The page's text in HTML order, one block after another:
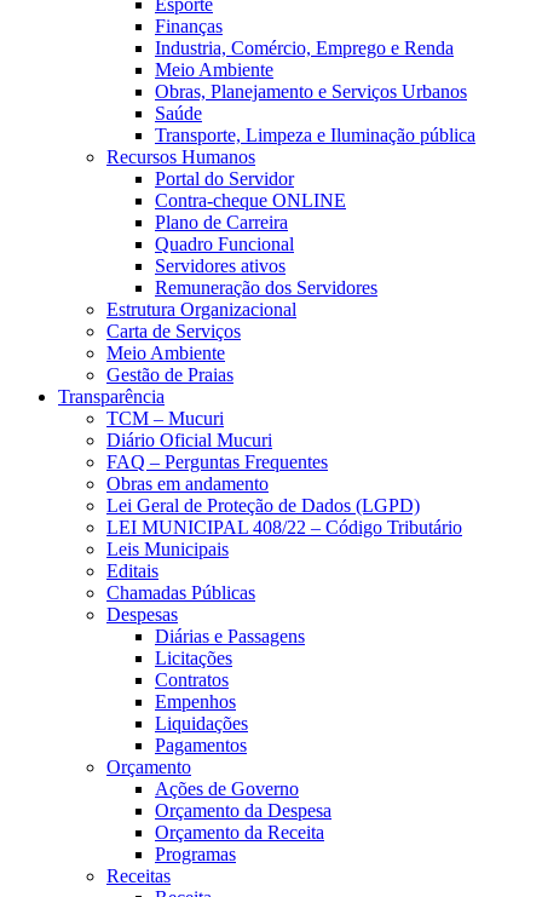
Esporte
Finanças
Industria, Comércio, Emprego e Renda
Meio Ambiente
Obras, Planejamento e Serviços Urbanos
Saúde
Transporte, Limpeza e Iluminação pública
Recursos Humanos
Portal do Servidor
Contra-cheque ONLINE
Plano de Carreira
Quadro Funcional
Servidores ativos
Remuneração dos Servidores
Estrutura Organizacional
Carta de Serviços
Meio Ambiente
Gestão de Praias
Transparência
TCM – Mucuri
Diário Oficial Mucuri
FAQ – Perguntas Frequentes
Obras em andamento
Lei Geral de Proteção de Dados (LGPD)
LEI MUNICIPAL 408/22 – Código Tributário
Leis Municipais
Editais
Chamadas Públicas
Despesas
Diárias e Passagens
Licitações
Contratos
Empenhos
Liquidações
Pagamentos
Orçamento
Ações de Governo
Orçamento da Despesa
Orçamento da Receita
Programas
Receitas